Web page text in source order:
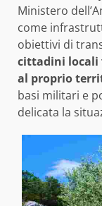
Ministero
come
obiettivi di
cittadini locali
al proprio
basi militari e
delicata la